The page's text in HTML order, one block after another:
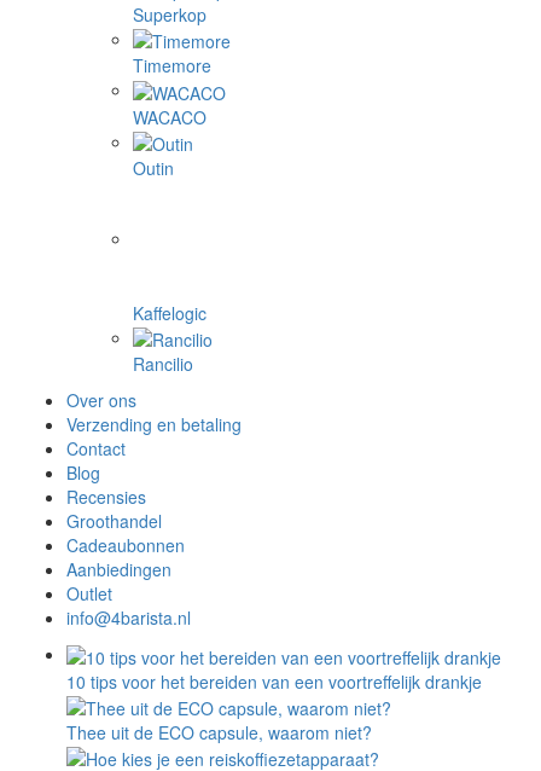
Superkop
Timemore
WACACO
Outin
Kaffelogic
Rancilio
Over ons
Verzending en betaling
Contact
Blog
Recensies
Groothandel
Cadeaubonnen
Aanbiedingen
Outlet
info@4barista.nl
10 tips voor het bereiden van een voortreffelijk drankje
Thee uit de ECO capsule, waarom niet?